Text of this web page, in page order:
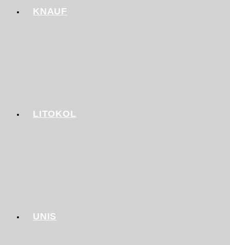
KNAUF
LITOKOL
UNIS